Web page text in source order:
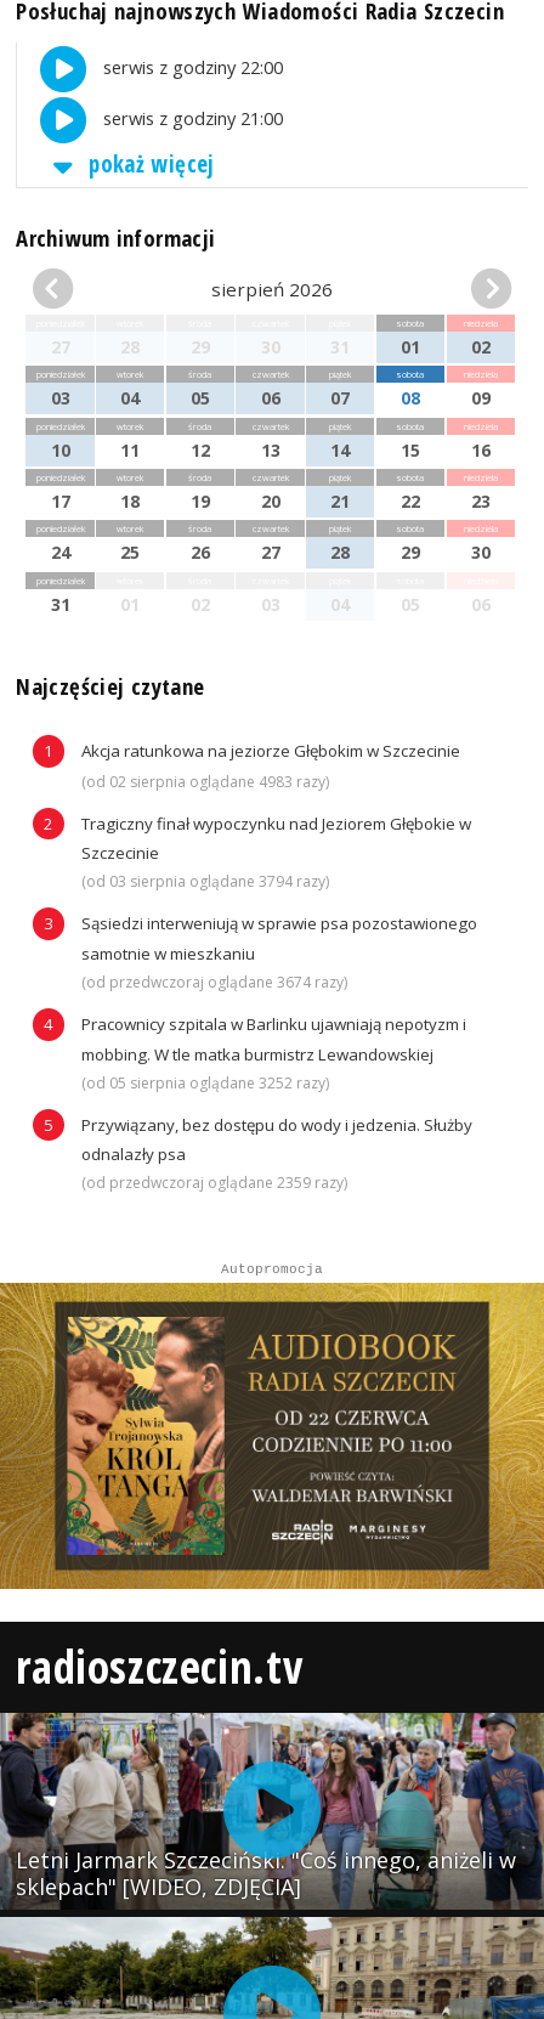
Posłuchaj najnowszych Wiadomości Radia Szczecin
serwis z godziny 22:00
serwis z godziny 21:00
pokaż więcej
Archiwum informacji
sierpień 2026
27 28 29 30 31
sobota
01
niedziela
02
poniedziałek
03
wtorek
04
środa
05
czwartek
06
piątek
07
sobota
08
niedziela
09
poniedziałek
10
wtorek
11
środa
12
czwartek
13
piątek
14
sobota
15
niedziela
16
poniedziałek
17
wtorek
18
środa
19
czwartek
20
piątek
21
sobota
22
niedziela
23
poniedziałek
24
wtorek
25
środa
26
czwartek
27
piątek
28
sobota
29
niedziela
30
poniedziałek
31 01 02 03 04 05 06
Najczęściej czytane
Akcja ratunkowa na jeziorze Głębokim w Szczecinie
(od 02 sierpnia oglądane 4983 razy)
Tragiczny finał wypoczynku nad Jeziorem Głębokie w
Szczecinie
(od 03 sierpnia oglądane 3794 razy)
Sąsiedzi interweniują w sprawie psa pozostawionego
samotnie w mieszkaniu
(od przedwczoraj oglądane 3674 razy)
Pracownicy szpitala w Barlinku ujawniają nepotyzm i
mobbing. W tle matka burmistrz Lewandowskiej
(od 05 sierpnia oglądane 3252 razy)
Przywiązany, bez dostępu do wody i jedzenia. Służby
odnalazły psa
(od przedwczoraj oglądane 2359 razy)
Autopromocja
radioszczecin.tv
Letni Jarmark Szczeciński. "Coś innego, aniżeli w
sklepach" [WIDEO, ZDJĘCIA]